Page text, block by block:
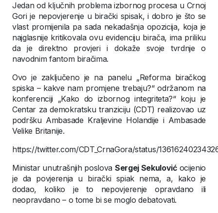
Jedan od ključnih problema izbornog procesa u Crnoj
Gori je nepovjerenje u birački spisak, i dobro je što se
vlast promijenila pa sada nekadašnja opozicija, koja je
najglasnije kritikovala ovu evidenciju birača, ima priliku
da je direktno provjeri i dokaže svoje tvrdnje o
navodnim fantom biračima.
Ovo je zaključeno je na panelu „Reforma biračkog
spiska – kakve nam promjene trebaju?“ održanom na
konferenciji „Kako do izbornog integriteta?“ koju je
Centar za demokratsku tranziciju (CDT) realizovao uz
podršku Ambasade Kraljevine Holandije i Ambasade
Velike Britanije.
https://twitter.com/CDT_CrnaGora/status/
Ministar unutrašnjih poslova Sergej Sekulovićocijenio
je da povjerenja u birački spiak nema, a, kako je
dodao, koliko je to nepovjerenje opravdano ili
neopravdano – o tome bi se moglo debatovati.